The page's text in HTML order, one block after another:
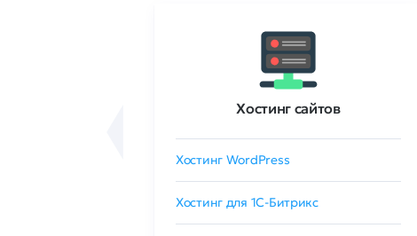
Хостинг сайтов
Хостинг WordPress
Хостинг для 1C-Битрикс